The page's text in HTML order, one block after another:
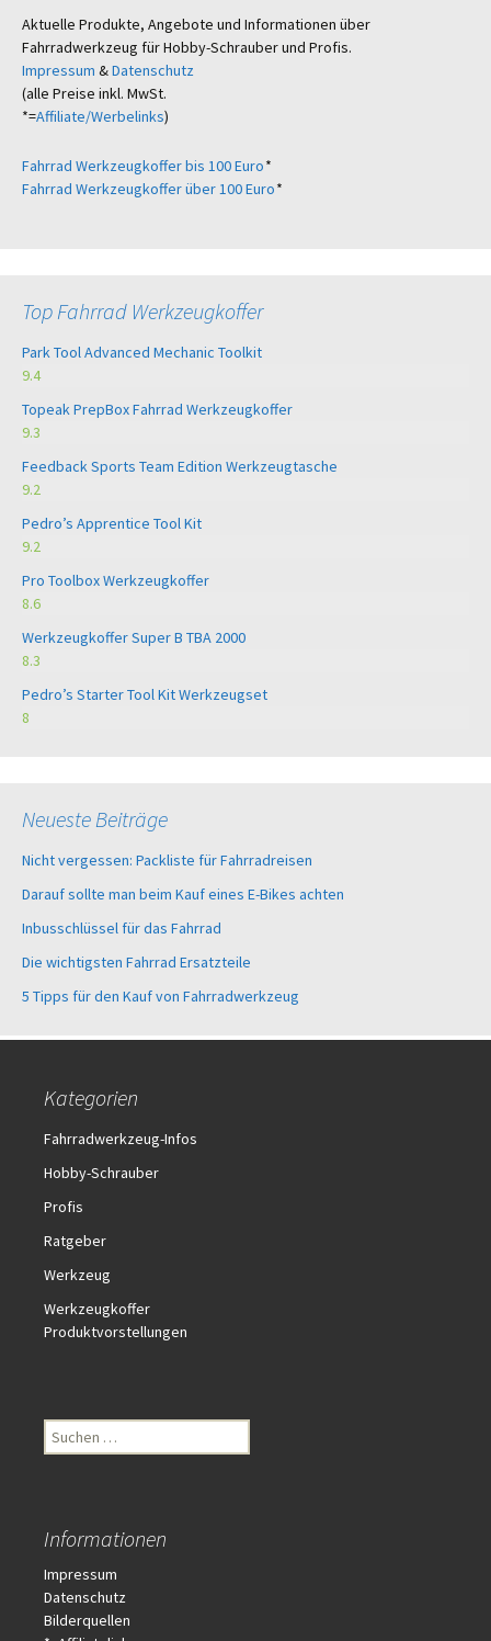
Aktuelle Produkte, Angebote und Informationen über
Fahrradwerkzeug für Hobby-Schrauber und Profis.
Impressum &Datenschutz
(alle Preise inkl. MwSt.
*=Affiliate/Werbelinks)
Fahrrad Werkzeugkoffer bis 100 Euro*
Fahrrad Werkzeugkoffer über 100 Euro*
Top Fahrrad Werkzeugkoffer
Park Tool Advanced Mechanic Toolkit
9.4
Topeak PrepBox Fahrrad Werkzeugkoffer
9.3
Feedback Sports Team Edition Werkzeugtasche
9.2
Pedro’s Apprentice Tool Kit
9.2
Pro Toolbox Werkzeugkoffer
8.6
Werkzeugkoffer Super B TBA 2000
8.3
Pedro’s Starter Tool Kit Werkzeugset
8
Neueste Beiträge
Nicht vergessen: Packliste für Fahrradreisen
Darauf sollte man beim Kauf eines E-Bikes achten
Inbusschlüssel für das Fahrrad
Die wichtigsten Fahrrad Ersatzteile
5 Tipps für den Kauf von Fahrradwerkzeug
Kategorien
Fahrradwerkzeug-Infos
Hobby-Schrauber
Profis
Ratgeber
Werkzeug
Werkzeugkoffer
Produktvorstellungen
u
n
n
a
c
Informationen
Impressum
Datenschutz
Bilderquellen